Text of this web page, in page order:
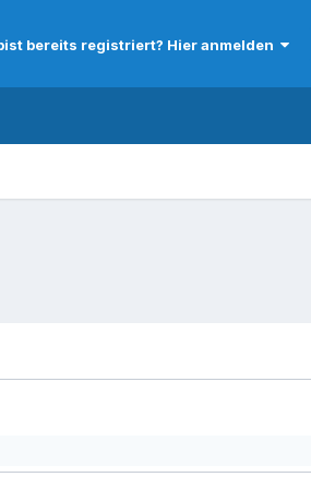
bereits registriert? Hier anmelden